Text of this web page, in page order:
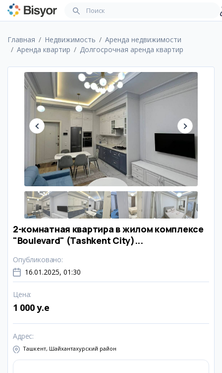
Главная Недвижимость
Аренда недвижимости
Аренда квартир
Долгосрочная аренда квартир
2-комнатная квартира в жилом комплексе
"Boulevard" (Tashkent City)...
Опубликовано:
16.01.2025, 01:30
Цена:
1 000 y.e
Адрес:
Ташкент, Шайхантахурский район